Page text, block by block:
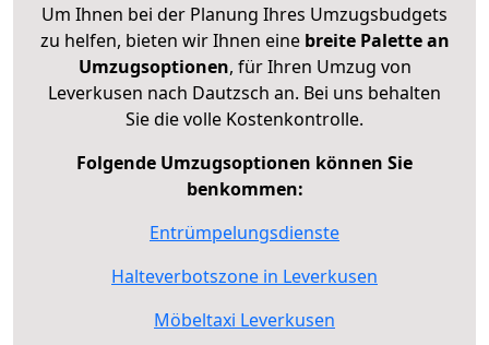
Um Ihnen bei der Planung Ihres Umzugsbudgets
zu helfen, bieten wir Ihnen eine breite Palette an
Umzugsoptionen, für Ihren Umzug von
Leverkusen nach Dautzsch an. Bei uns behalten
Sie die volle Kostenkontrolle.
Folgende Umzugsoptionen können Sie
benkommen:
Entrümpelungsdienste
Halteverbotszone in Leverkusen
Möbeltaxi Leverkusen